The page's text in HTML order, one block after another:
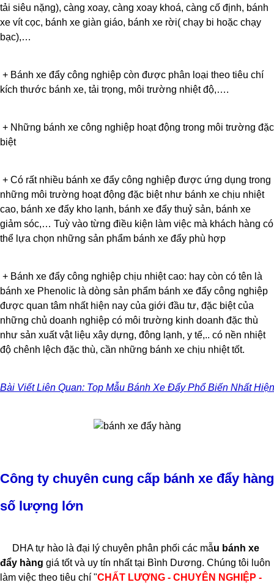
tải siêu nặng), càng xoay, càng xoay khoá, càng cố định, bánh
xe vít cọc, bánh xe giàn giáo, bánh xe rời( chạy bi hoặc chạy
bạc),…
+ Bánh xe đẩy công nghiệp còn được phân loại theo tiêu chí
kích thước bánh xe, tải trọng, môi trường nhiệt độ,….
+ Những bánh xe công nghiệp hoạt động trong môi trường đặc
biệt
+ Có rất nhiều bánh xe đẩy công nghiệp được ứng dụng trong
những môi trường hoạt động đặc biệt như bánh xe chịu nhiệt
cao, bánh xe đẩy kho lạnh, bánh xe đẩy thuỷ sản, bánh xe
giảm sóc,… Tuỳ vào từng điều kiện làm việc mà khách hàng có
thể lựa chọn những sản phẩm bánh xe đẩy phù hợp
+ Bánh xe đẩy công nghiệp chịu nhiệt cao: hay còn có tên là
bánh xe Phenolic là dòng sản phẩm bánh xe đẩy công nghiệp
được quan tâm nhất hiện nay của giới đầu tư, đặc biệt của
những chủ doanh nghiệp có môi trường kinh doanh đặc thù
như sản xuất vật liệu xây dựng, đông lạnh, y tế,.. có nền nhiệt
độ chênh lệch đặc thù, cần những bánh xe chịu nhiệt tốt.
Bài Viết Liên Quan: Top Mẫu Bánh Xe Đẩy Phổ Biến Nhất
Công ty chuyên cung cấp bánh xe đẩy hàng
số lượng lớn
DHA tự hào là đại lý chuyên phân phối các mẫu bánh xe
đẩy hàng giá tốt và uy tín nhất tại Bình Dương. Chúng tôi luôn
làm việc theo tiêu chí "CHẤT LƯỢNG - CHUYÊN NGHIỆP -